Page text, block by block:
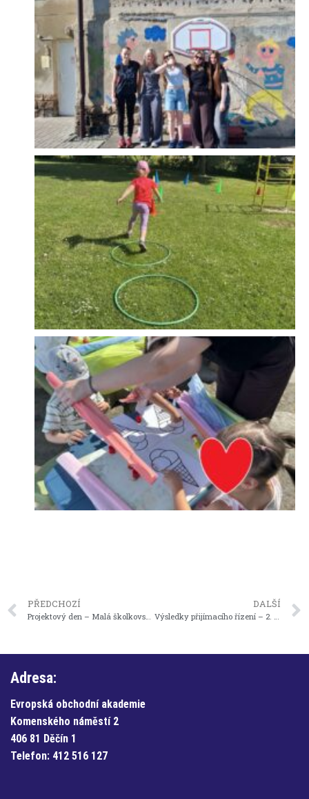
PŘEDCHOZÍ
Projektový den – Malá školkovská olympiáda
DALŠÍ
Výsledky přijímacího řízení – 2. kolo
Adresa:
Evropská obchodní akademie
Komenského náměstí 2
406 81 Děčín 1
Telefon: 412 516 127